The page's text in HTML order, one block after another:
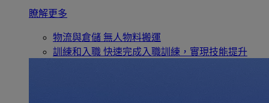
瞭解更多
物流與倉儲 無人物料搬運
訓練和入職 快速完成入職訓練，實現技能提升